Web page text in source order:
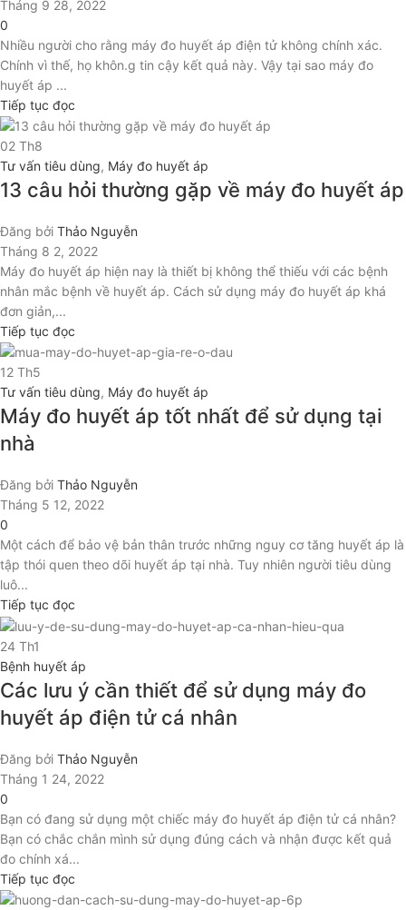
Tháng 9 28, 2022
0
Nhiều người cho rằng máy đo huyết áp điện tử không chính xác.
Chính vì thế, họ khôn.g tin cậy kết quả này. Vậy tại sao máy đo
huyết áp ...
Tiếp tục đọc
02 Th8
Tư vấn tiêu dùng, Máy đo huyết áp
13 câu hỏi thường gặp về máy đo huyết áp
Đăng bởi Thảo Nguyễn
Tháng 8 2, 2022
Máy đo huyết áp hiện nay là thiết bị không thể thiếu với các bệnh
nhân mắc bệnh về huyết áp. Cách sử dụng máy đo huyết áp khá
đơn giản,...
Tiếp tục đọc
12 Th5
Tư vấn tiêu dùng, Máy đo huyết áp
Máy đo huyết áp tốt nhất để sử dụng tại
nhà
Đăng bởi Thảo Nguyễn
Tháng 5 12, 2022
0
Một cách để bảo vệ bản thân trước những nguy cơ tăng huyết áp là
tập thói quen theo dõi huyết áp tại nhà. Tuy nhiên người tiêu dùng
luô...
Tiếp tục đọc
24 Th1
Bệnh huyết áp
Các lưu ý cần thiết để sử dụng máy đo
huyết áp điện tử cá nhân
Đăng bởi Thảo Nguyễn
Tháng 1 24, 2022
0
Bạn có đang sử dụng một chiếc máy đo huyết áp điện tử cá nhân?
Bạn có chắc chắn mình sử dụng đúng cách và nhận được kết quả
đo chính xá...
Tiếp tục đọc